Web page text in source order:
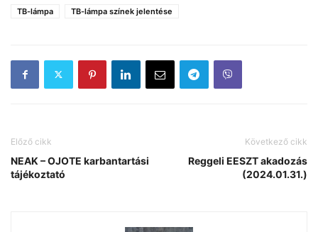
TB-lámpa
TB-lámpa színek jelentése
Előző cikk
NEAK – OJOTE karbantartási
tájékoztató
Következő cikk
Reggeli EESZT akadozás
(2024.01.31.)